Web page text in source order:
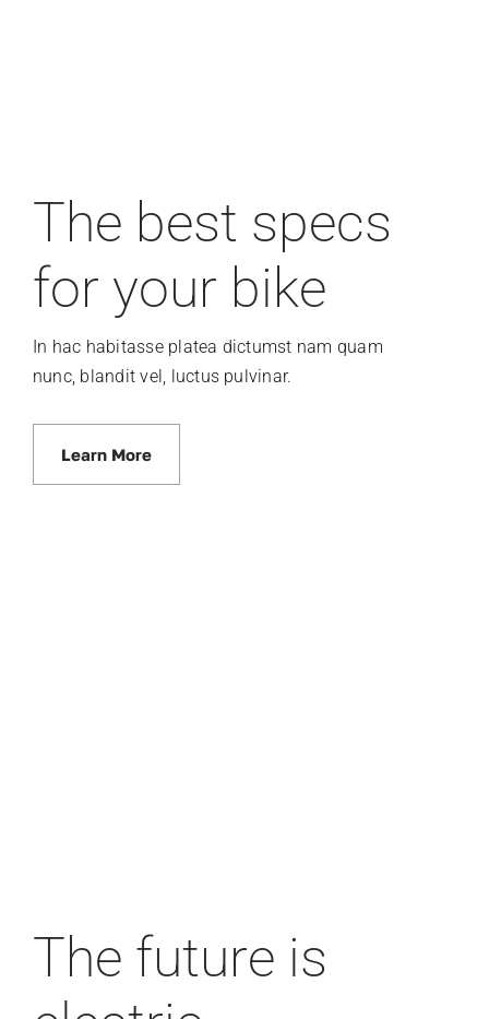
The best specs
for your bike
In hac habitasse platea dictumst nam quam
nunc, blandit vel, luctus pulvinar.
Learn More
The future is